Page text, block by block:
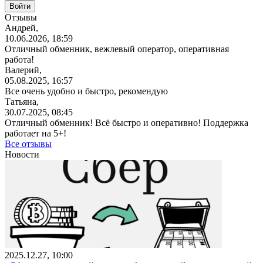
Отзывы
Андрей,
10.06.2026, 18:59
Отличный обменник, вежлевый оператор, оперативная
работа!
Валерий,
05.08.2025, 16:57
Все очень удобно и быстро, рекомендую
Татьяна,
30.07.2025, 08:45
Отличный обменник! Всё быстро и оперативно! Поддержка
работает на 5+!
Все отзывы
Новости
2025.12.27, 10:00